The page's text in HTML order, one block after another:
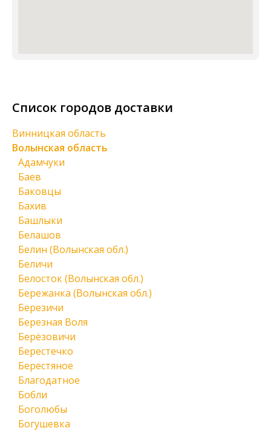
Список городов доставки
Винницкая область
Волынская область
Адамчуки
Баев
Баковцы
Бахив
Башлыки
Белашов
Белин (Волынская обл.)
Беличи
Белосток (Волынская обл.)
Бережанка (Волынская обл.)
Березичи
Березная Воля
Берёзовичи
Берестечко
Берестяное
Благодатное
Бобли
Боголюбы
Богушевка